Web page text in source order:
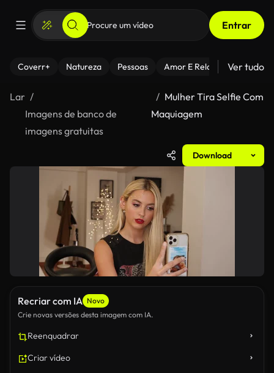
Entrar
Coverr+ Natureza Pessoas Amor E Relacionamentos
Ver tudo
Lar
Imagens de banco de
imagens gratuitas
Mulher Tira Selfie Com
Maquiagem
Download
Recriar com IA Novo
Crie novas versões desta imagem com IA.
Reenquadrar
Criar vídeo